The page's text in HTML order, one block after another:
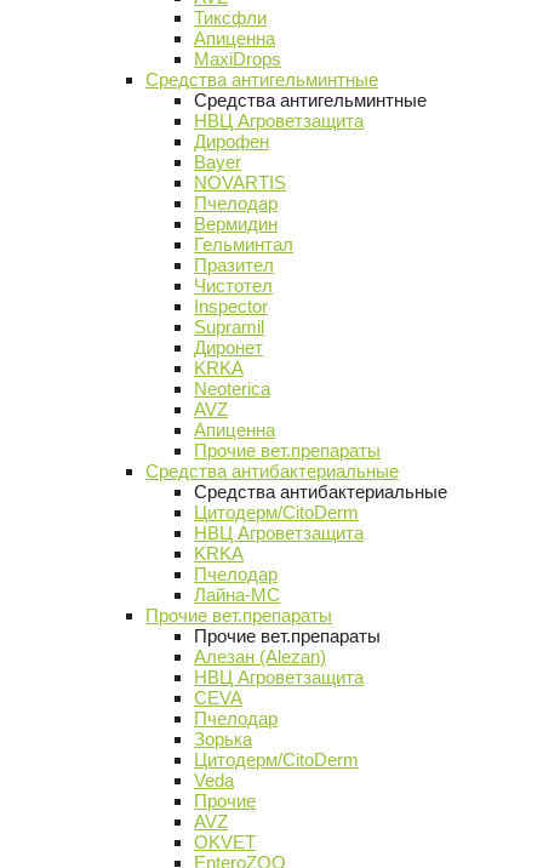
Тиксфли
Апиценна
MaxiDrops
Средства антигельминтные
Средства антигельминтные
НВЦ Агроветзащита
Дирофен
Bayer
NOVARTIS
Пчелодар
Вермидин
Гельминтал
Празител
Чистотел
Inspector
Supramil
Диронет
KRKA
Neoterica
AVZ
Апиценна
Прочие вет.препараты
Средства антибактериальные
Средства антибактериальные
Цитодерм/CitoDerm
НВЦ Агроветзащита
KRKA
Пчелодар
Лайна-МС
Прочие вет.препараты
Прочие вет.препараты
Алезан (Alezan)
НВЦ Агроветзащита
CEVA
Пчелодар
Зорька
Цитодерм/CitoDerm
Veda
Прочие
AVZ
OKVET
EnteroZOO